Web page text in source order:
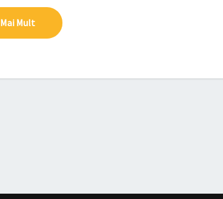
Mai MultMai Mult